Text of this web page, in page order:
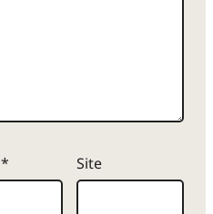
* Site